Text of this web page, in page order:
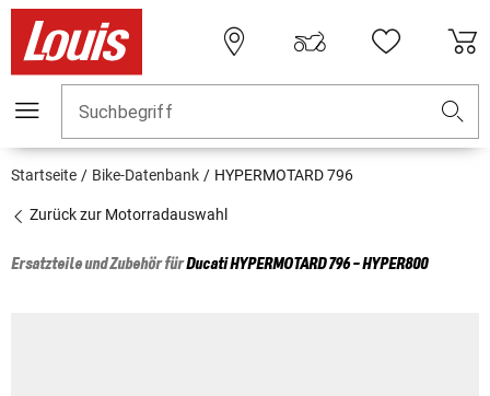
Suchbegriff
Startseite Bike-Datenbank HYPERMOTARD 796
Zurück zur Motorradauswahl
Ersatzteile und Zubehör fürDucatiHYPERMOTARD 796 - HYPER800